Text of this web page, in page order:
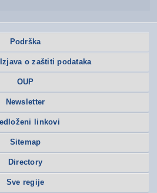
Podrška
o zaštiti podataka
OUP
Newsletter
linkovi
Sitemap
Directory
Sve regije